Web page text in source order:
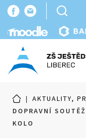
| AKTUALITY,
DOPRAVNÍ
KOLO